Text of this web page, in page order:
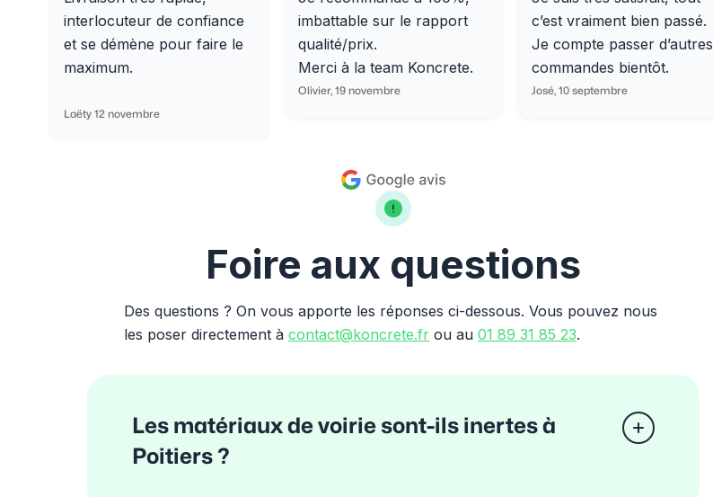
interlocuteur de confiance
et se démène pour faire le
maximum.
Laëty 12 novembre
imbattable sur le rapport
qualité/prix.
Merci à la team Koncrete.
Olivier, 19 novembre
c’est vraiment bien passé.
Je compte passer d’autres
commandes bientôt.
José, 10 septembre
Foire aux questions
Des questions ? On vous apporte les réponses ci-dessous. Vous pouvez nous
les poser directement àcontact@koncrete.fr ou au01 89 31 85 23.
Les matériaux de voirie sont-ils inertes à
Poitiers ?